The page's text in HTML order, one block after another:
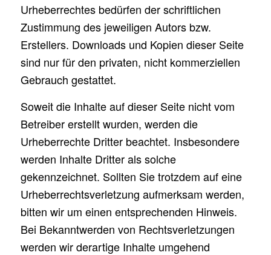
Urheberrechtes bedürfen der schriftlichen
Zustimmung des jeweiligen Autors bzw.
Erstellers. Downloads und Kopien dieser Seite
sind nur für den privaten, nicht kommerziellen
Gebrauch gestattet.
Soweit die Inhalte auf dieser Seite nicht vom
Betreiber erstellt wurden, werden die
Urheberrechte Dritter beachtet. Insbesondere
werden Inhalte Dritter als solche
gekennzeichnet. Sollten Sie trotzdem auf eine
Urheberrechtsverletzung aufmerksam werden,
bitten wir um einen entsprechenden Hinweis.
Bei Bekanntwerden von Rechtsverletzungen
werden wir derartige Inhalte umgehend